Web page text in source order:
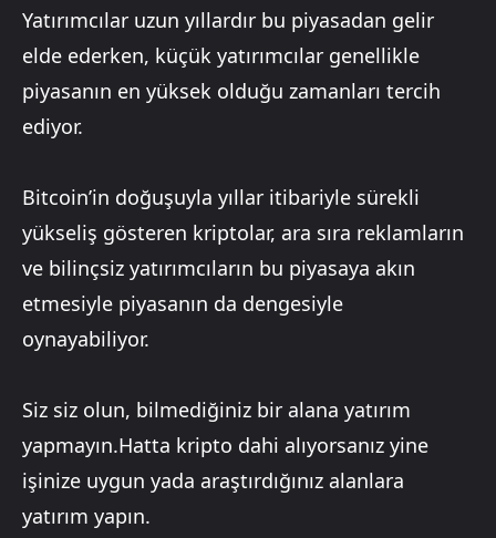
Yatırımcılar uzun yıllardır bu piyasadan gelir
elde ederken, küçük yatırımcılar genellikle
piyasanın en yüksek olduğu zamanları tercih
ediyor.
Bitcoin’in doğuşuyla yıllar itibariyle sürekli
yükseliş gösteren kriptolar, ara sıra reklamların
ve bilinçsiz yatırımcıların bu piyasaya akın
etmesiyle piyasanın da dengesiyle
oynayabiliyor.
Siz siz olun, bilmediğiniz bir alana yatırım
yapmayın.Hatta kripto dahi alıyorsanız yine
işinize uygun yada araştırdığınız alanlara
yatırım yapın.